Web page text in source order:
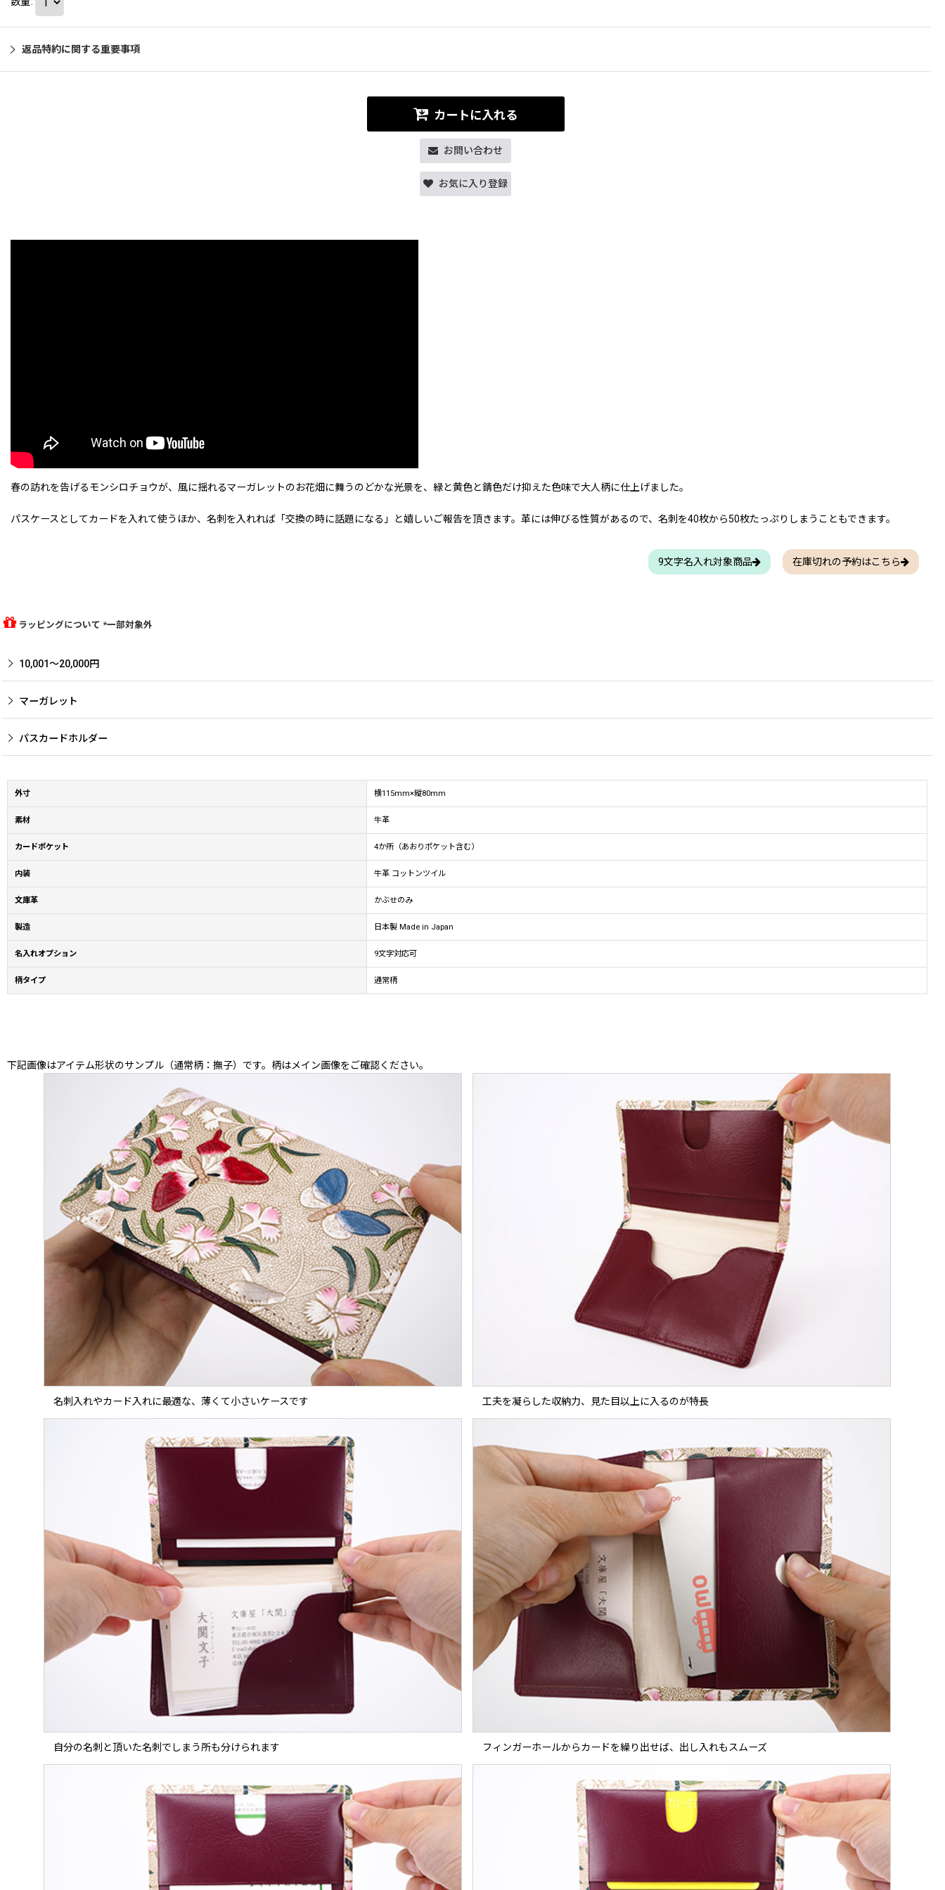
返品特約に関する重要事項
カートに入れる
お問い合わせ
お気に入り登録
春の訪れを告げるモンシロチョウが、風に揺れるマーガレットのお花畑に舞うのどかな光景を、緑と黄色と錆色だけ抑えた色味で大人柄に仕上げました。
パスケースとしてカードを入れて使うほか、名刺を入れれば「交換の時に話題になる」と嬉しいご報告を頂きます。革には伸びる性質があるので、名刺を40枚から50枚たっぷりしまうこともできます。
9文字名入れ対象商品 在庫切れの予約はこちら
ラッピングについて *一部対象外
10,001〜20,000円
マーガレット
パスカードホルダー
外寸 横115mm×縦80mm
素材 牛革
カードポケット 4か所（あおりポケット含む）
内装 牛革 コットンツイル
文庫革 かぶせのみ
製造 日本製 Made in Japan
名入れオプション 9文字対応可
柄タイプ 通常柄
下記画像はアイテム形状のサンプル（通常柄：撫子）です。柄はメイン画像をご確認ください。
名刺入れやカード入れに最適な、薄くて小さいケースです 工夫を凝らした収納力、見た目以上に入るのが特長
自分の名刺と頂いた名刺でしまう所も分けられます フィンガーホールからカードを繰り出せば、出し入れもスムーズ